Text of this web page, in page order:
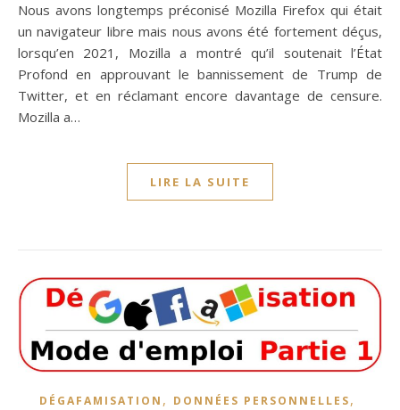
Nous avons longtemps préconisé Mozilla Firefox qui était
un navigateur libre mais nous avons été fortement déçus,
lorsqu’en 2021, Mozilla a montré qu’il soutenait l’État
Profond en approuvant le bannissement de Trump de
Twitter, et en réclamant encore davantage de censure.
Mozilla a…
LIRE LA SUITE
DÉGAFAMISATION , DONNÉES PERSONNELLES,